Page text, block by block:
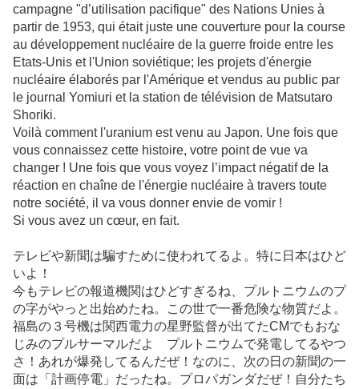
campagne "d’utilisation pacifique" des Nations Unies à
partir de 1953, qui était juste une couverture pour la course
au développement nucléaire de la guerre froide entre les
Etats-Unis et l'Union soviétique; les projets d'énergie
nucléaire élaborés par l'Amérique et vendus au public par
le journal Yomiuri et la station de télévision de Matsutaro
Shoriki.
Voilà comment l'uranium est venu au Japon. Une fois que
vous connaissez cette histoire, votre point de vue va
changer ! Une fois que vous voyez l’impact négatif de la
réaction en chaîne de l'énergie nucléaire à travers toute
notre société, il va vous donner envie de vomir !
Si vous avez un cœur, en fait.
テレビや新聞は騙すために使われてるよ。特に日本はひど
いよ！
今もテレビの報道機関はひどすぎるね、プルトニウムのプ
の字がやっと出始めたね。この世で一番危険な物質だよ。
福島の３号機は関西電力の星野監督が出てたCMでもおな
じみのプルサーマルだよ プルトニウムで発電してるやつ
さ！あれが爆発してるんだぜ！なのに、次の日の新聞の一
面は「計画停電」だったね。プロパガンダだぜ！自分たち